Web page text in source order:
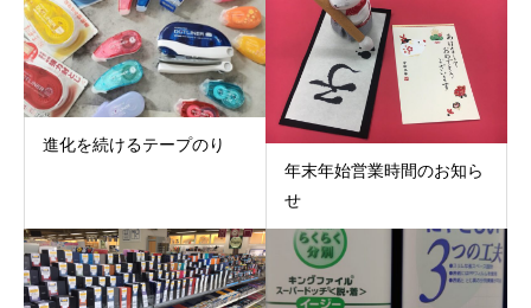
進化を続けるテープのり
年末年始営業時間のお知ら
せ